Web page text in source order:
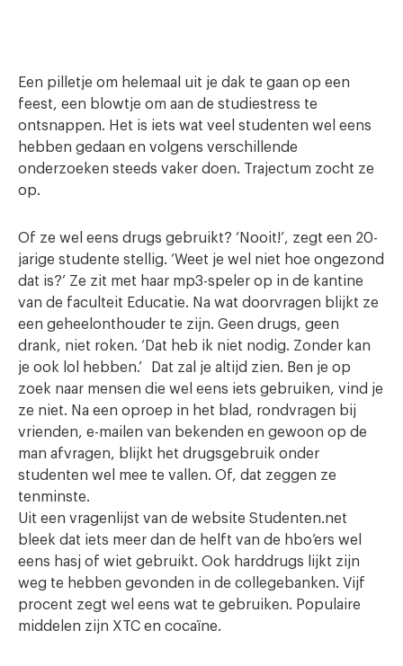
Een pilletje om helemaal uit je dak te gaan op een
feest, een blowtje om aan de studiestress te
ontsnappen. Het is iets wat veel studenten wel eens
hebben gedaan en volgens verschillende
onderzoeken steeds vaker doen. Trajectum zocht ze
op.
Of ze wel eens drugs gebruikt? ‘Nooit!’, zegt een 20-
jarige studente stellig. ‘Weet je wel niet hoe ongezond
dat is?’ Ze zit met haar mp3-speler op in de kantine
van de faculteit Educatie. Na wat doorvragen blijkt ze
een geheelonthouder te zijn. Geen drugs, geen
drank, niet roken. ‘Dat heb ik niet nodig. Zonder kan
je ook lol hebben.’ Dat zal je altijd zien. Ben je op
zoek naar mensen die wel eens iets gebruiken, vind je
ze niet. Na een oproep in het blad, rondvragen bij
vrienden, e-mailen van bekenden en gewoon op de
man afvragen, blijkt het drugsgebruik onder
studenten wel mee te vallen. Of, dat zeggen ze
tenminste.
Uit een vragenlijst van de website Studenten.net
bleek dat iets meer dan de helft van de hbo’ers wel
eens hasj of wiet gebruikt. Ook harddrugs lijkt zijn
weg te hebben gevonden in de collegebanken. Vijf
procent zegt wel eens wat te gebruiken. Populaire
middelen zijn XTC en cocaïne.